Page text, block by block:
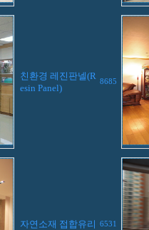
친환경 레진판넬(R
esin Panel)
8685
자연소재 접합유리 6531